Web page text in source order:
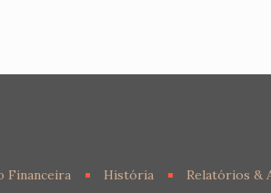
Financeira História Relatórios &